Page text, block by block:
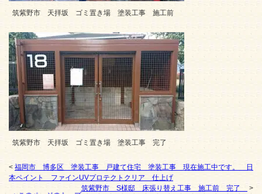
筑紫野市 天拝坂 ゴミ置き場 塗装工事 施工前
筑紫野市 天拝坂 ゴミ置き場 塗装工事 完了
< 福岡市 博多区 塗装工事 戸建て住宅 塗装工事 現在施工中です。 日
本ペイント ファインUVプロテクトクリア 仕上げ
筑紫野市 S様邸 床張り替え工事 施工前 完了
>